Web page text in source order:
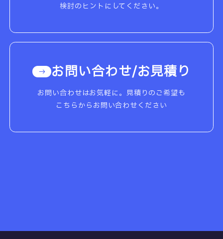
検討のヒントにしてください。
お問い合わせ/お見積り
お問い合わせはお気軽に。見積りのご希望も
こちらからお問い合わせください